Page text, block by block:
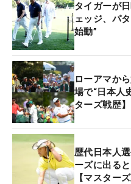
タイガーが
ェッジ、パ
始動”
ローアマか
場で“日本人
ターズ戦歴】
歴代日本人
ーズに出る
【マスター